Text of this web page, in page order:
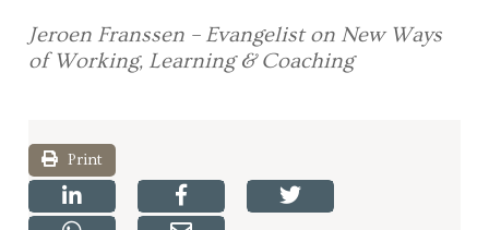
Jeroen Franssen – Evangelist on New Ways
of Working, Learning & Coaching
Print